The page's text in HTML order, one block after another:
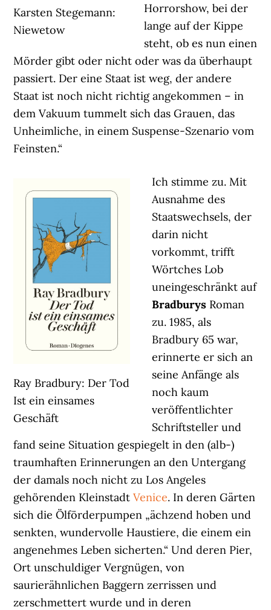
Karsten Stegemann:
Niewetow
Horrorshow, bei der
lange auf der Kippe
steht, ob es nun einen
Mörder gibt oder nicht oder was da überhaupt
passiert. Der eine Staat ist weg, der andere
Staat ist noch nicht richtig angekommen – in
dem Vakuum tummelt sich das Grauen, das
Unheimliche, in einem Suspense-Szenario vom
Feinsten.“
Ray Bradbury: Der Tod
Ist ein einsames
Geschäft
Ich stimme zu. Mit
Ausnahme des
Staatswechsels, der
darin nicht
vorkommt, trifft
Wörtches Lob
uneingeschränkt auf
Bradburys Roman
zu. 1985, als
Bradbury 65 war,
erinnerte er sich an
seine Anfänge als
noch kaum
veröffentlichter
Schriftsteller und
fand seine Situation gespiegelt in den (alb-)
traumhaften Erinnerungen an den Untergang
der damals noch nicht zu Los Angeles
gehörenden KleinstadtVenice. In deren Gärten
sich die Ölförderpumpen „ächzend hoben und
senkten, wundervolle Haustiere, die einem ein
angenehmes Leben sicherten.“ Und deren Pier,
Ort unschuldiger Vergnügen, von
saurierähnlichen Baggern zerrissen und
zerschmettert wurde und in deren